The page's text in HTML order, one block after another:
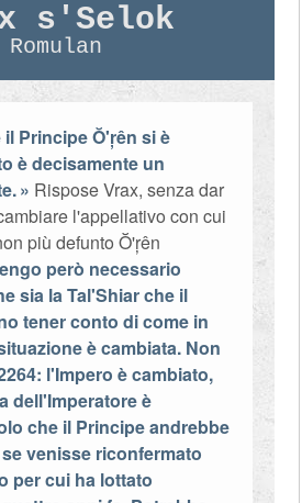
s'Selok
Romulan
Principe Ŏ'ŗên si è
è decisamente un
Rispose Vrax, senza dar
l'appellativo con cui
più defunto Ŏ'ŗên
però necessario
sia la Tal'Shiar che il
tener conto di come in
è cambiata. Non
l'Impero è cambiato,
dell'Imperatore è
che il Principe andrebbe
venisse riconfermato
per cui ha lottato